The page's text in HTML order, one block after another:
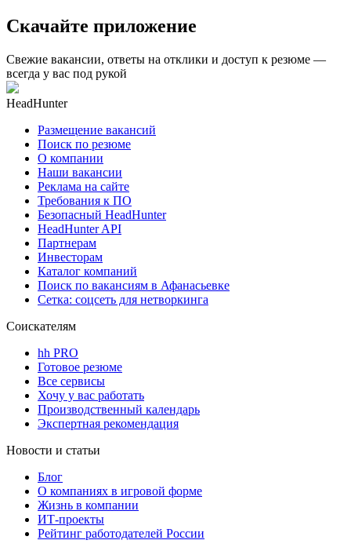
Скачайте приложение
Свежие вакансии, ответы на отклики и доступ к резюме —
всегда у вас под рукой
HeadHunter
Размещение вакансий
Поиск по резюме
О компании
Наши вакансии
Реклама на сайте
Требования к ПО
Безопасный HeadHunter
HeadHunter API
Партнерам
Инвесторам
Каталог компаний
Поиск по вакансиям в Афанасьевке
Сетка: соцсеть для нетворкинга
Соискателям
hh PRO
Готовое резюме
Все сервисы
Хочу у вас работать
Производственный календарь
Экспертная рекомендация
Новости и статьи
Блог
О компаниях в игровой форме
Жизнь в компании
ИТ-проекты
Рейтинг работодателей России